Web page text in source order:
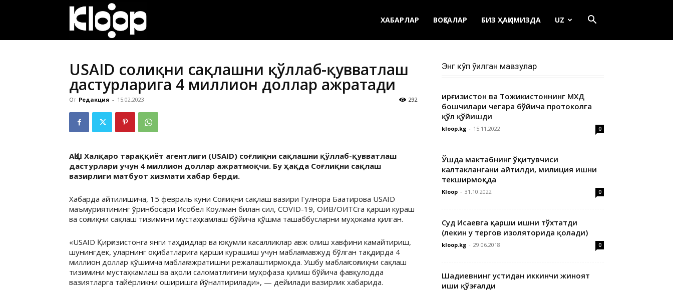
ХАБАРЛАР ВОҚЕАЛАР БИЗ ҲАҚИМИЗДА UZ
USAID соғлиқни сақлашни қўллаб-қувватлаш
дастурларига 4 миллион доллар ажратади
От Редакция - 15.02.2023 292
АҚШ Халқаро тараққиёт агентлиги (USAID) соғлиқни сақлашни қўллаб-қувватлаш
дастурлари учун 4 миллион доллар ажратмоқчи. Бу ҳақда Соғлиқни сақлаш
вазирлиги матбуот хизмати хабар берди.
Хабарда айтилишича, 15 февраль куни Соғлиқни сақлаш вазири Гулнора Баатирова USAID
маъмуриятининг ўринбосари Исобел Коулман билан сил, COVID-19, ОИВ/ОИТСга қарши кураш
ва соғлиқни сақлаш тизимини мустаҳкамлаш бўйича қўшма ташаббусларни муҳокама қилган.
«USAID Қирғизистонга янги таҳдидлар ва юқумли касалликлар авж олиш хавфини камайтириш,
шунингдек, уларнинг оқибатларига қарши курашиш учун маблағ мавжуд бўлган тақдирда 4
миллион доллар қўшимча маблағ ажратишни режалаштирмоқда. Ушбу маблағ соғлиқни сақлаш
тизимини мустаҳкамлаш ва аҳоли саломатлигини муҳофаза қилиш бўйича фавқулодда
вазиятларга тайёрликни оширишга йўналтирилади», — дейилади вазирлик хабарида.
Энг кўп ўқилган мавзулар
Қирғизистон ва Тожикистоннинг МХДҚ
бошчилари чегара бўйича протоколга
қўл қўйишди
kloop.kg - 15.11.2022 0
Ўшда мактабнинг ўқитувчиси
калтаклангани айтилди, милиция ишни
текширмоқда
Kloop - 31.10.2022 0
Суд Исаевга қарши ишни тўхтатди
(лекин у тергов изоляторида қолади)
kloop.kg - 29.06.2018 0
Шадиевнинг устидан иккинчи жиноят
иши қўзғалди